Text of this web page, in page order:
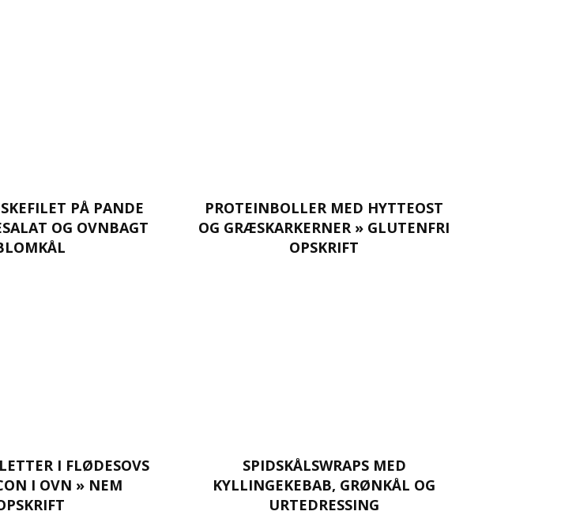
PÅ PANDE
OG OVNBAGT
PROTEINBOLLER MED HYTTEOST
OG GRÆSKARKERNER » GLUTENFRI
OPSKRIFT
I FLØDESOVS
I OVN » NEM
SPIDSKÅLSWRAPS MED
KYLLINGEKEBAB, GRØNKÅL OG
URTEDRESSING